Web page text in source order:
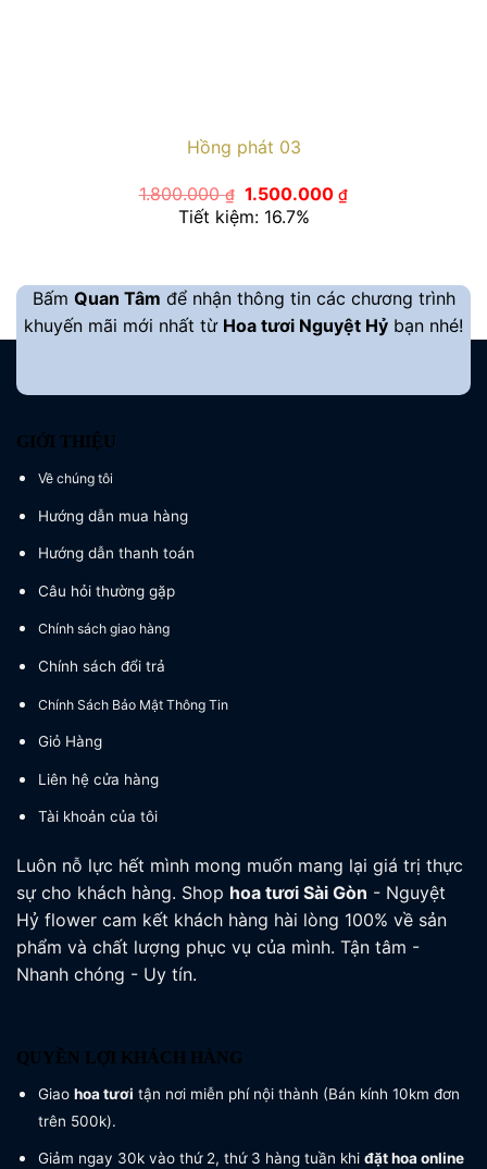
Hồng phát 03
1.800.000₫ Giá
gốc
là:
1.500.000₫Giá
Tiết kiệm: 16.7%
Bấm Quan Tâm để nhận thông tin các chương trình
khuyến mãi mới nhất từ Hoa tươi Nguyệt Hỷ bạn nhé!
GIỚI THIỆU
Về chúng tôi
Hướng dẫn mua hàng
Hướng dẫn thanh toán
Câu hỏi thường gặp
Chính sách giao hàng
Chính sách đổi trả
Chính Sách Bảo Mật Thông Tin
Giỏ Hàng
Liên hệ cửa hàng
Tài khoản của tôi
Luôn nỗ lực hết mình mong muốn mang lại giá trị thực
sự cho khách hàng. Shop hoa tươi Sài Gòn - Nguyệt
Hỷ flower cam kết khách hàng hài lòng 100% về sản
phẩm và chất lượng phục vụ của mình. Tận tâm -
Nhanh chóng - Uy tín.
QUYỀN LỢI KHÁCH HÀNG
Giao hoa tươi tận nơi miễn phí nội thành (Bán kính 10km đơn
trên 500k).
Giảm ngay 30k vào thứ 2, thứ 3 hàng tuần khi đặt hoa online